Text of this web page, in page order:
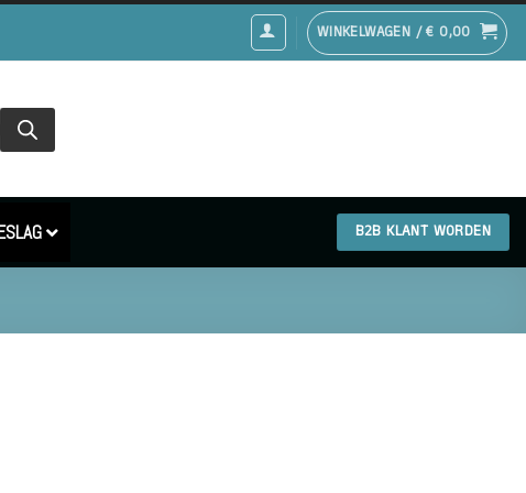
WINKELWAGEN /€ 0,00
B2B KLANT WORDEN